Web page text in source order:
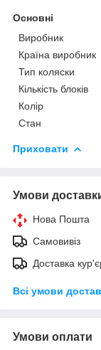
Основні
Виробник
Країна виробник
Тип коляски
Кількість блоків
Колір
Стан
Приховати
Умови
Нова Пошта
Самовивіз
Доставка
Всі умови
Умови оплати